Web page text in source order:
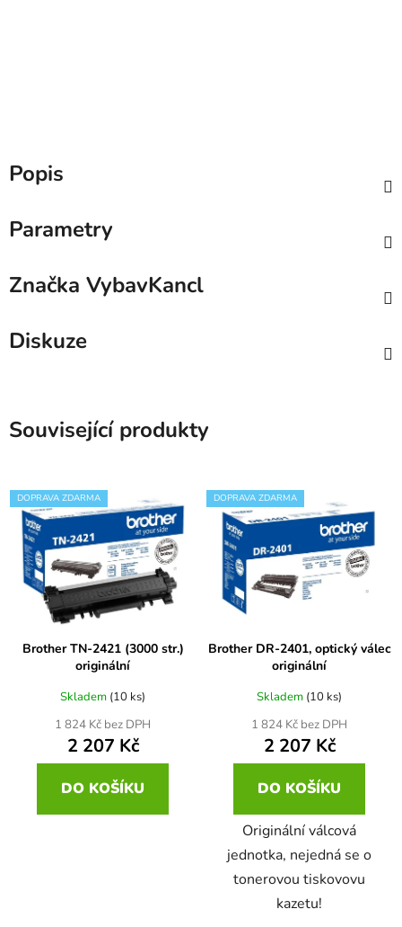
Popis
Parametry
Značka VybavKancl
Diskuze
Související produkty
DOPRAVA ZDARMA
Brother TN-2421 (3000 str.)
originální
Skladem (10 ks)
1 824 Kč bez DPH
2 207 Kč
DO KOŠÍKU
DOPRAVA ZDARMA
Brother DR-2401, optický válec
originální
Skladem (10 ks)
1 824 Kč bez DPH
2 207 Kč
DO KOŠÍKU
Originální válcová
jednotka, nejedná se o
tonerovou tiskovovu
kazetu!